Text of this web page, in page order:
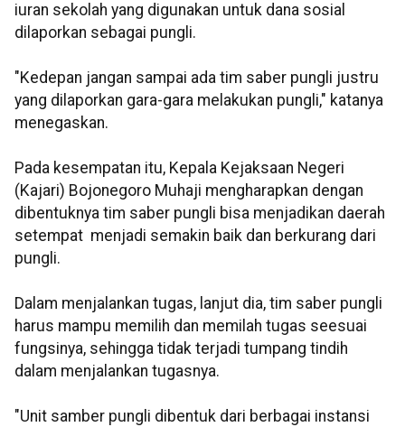
iuran sekolah yang digunakan untuk dana sosial
dilaporkan sebagai pungli.
"Kedepan jangan sampai ada tim saber pungli justru
yang dilaporkan gara-gara melakukan pungli," katanya
menegaskan.
Pada kesempatan itu, Kepala Kejaksaan Negeri
(Kajari) Bojonegoro Muhaji mengharapkan dengan
dibentuknya tim saber pungli bisa menjadikan daerah
setempat menjadi semakin baik dan berkurang dari
pungli.
Dalam menjalankan tugas, lanjut dia, tim saber pungli
harus mampu memilih dan memilah tugas seesuai
fungsinya, sehingga tidak terjadi tumpang tindih
dalam menjalankan tugasnya.
"Unit samber pungli dibentuk dari berbagai instansi